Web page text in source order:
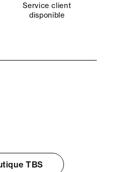
Service client
disponible
TBS